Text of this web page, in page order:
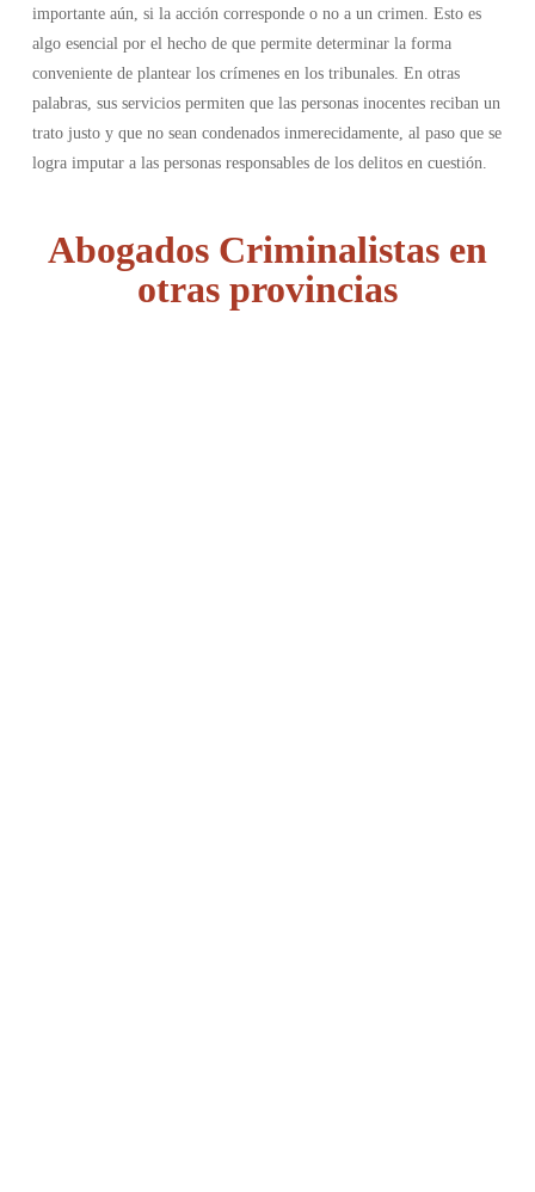
importante aún, si la acción corresponde o no a un crimen. Esto es
algo esencial por el hecho de que permite determinar la forma
conveniente de plantear los crímenes en los tribunales. En otras
palabras, sus servicios permiten que las personas inocentes reciban un
trato justo y que no sean condenados inmerecidamente, al paso que se
logra imputar a las personas responsables de los delitos en cuestión.
Abogados Criminalistas en
otras provincias